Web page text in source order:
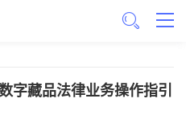
字藏品法律业务操作指引